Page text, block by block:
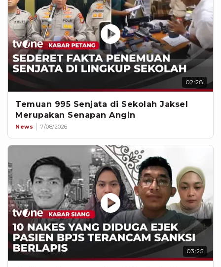
02:28
Temuan 995 Senjata di Sekolah Jaksel
Merupakan Senapan Angin
News 7/08/2026
03:25